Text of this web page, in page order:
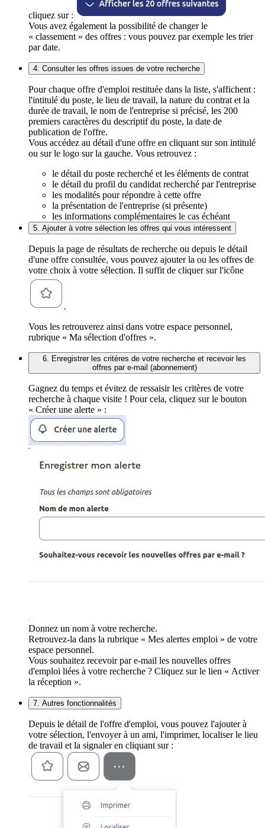
cliquez sur :
Vous avez également la possibilité de changer le
« classement » des offres : vous pouvez par exemple les trier
par date.
4. Consulter les offres issues de votre recherche
Pour chaque offre d'emploi restituée dans la liste, s'affichent :
l'intitulé du poste, le lieu de travail, la nature du contrat et la
durée de travail, le nom de l'entreprise si précisé, les 200
premiers caractères du descriptif du poste, la date de
publication de l'offre.
Vous accédez au détail d'une offre en cliquant sur son intitulé
ou sur le logo sur la gauche. Vous retrouvez :
le détail du poste recherché et les éléments de contrat
le détail du profil du candidat recherché par l'entreprise
les modalités pour répondre à cette offre
la présentation de l'entreprise (si présente)
les informations complémentaires le cas échéant
5. Ajouter à votre sélection les offres qui vous intéressent
Depuis la page de résultats de recherche ou depuis le détail
d'une offre consultée, vous pouvez ajouter la ou les offres de
votre choix à votre sélection. Il suffit de cliquer sur l'icône
.
Vous les retrouverez ainsi dans votre espace personnel,
rubrique « Ma sélection d'offres ».
6. Enregistrer les critères de votre recherche et recevoir les
offres par e-mail (abonnement)
Gagnez du temps et évitez de ressaisir les critères de votre
recherche à chaque visite ! Pour cela, cliquez sur le bouton
« Créer une alerte » :
Donnez un nom à votre recherche.
Retrouvez-la dans la rubrique « Mes alertes emploi » de votre
espace personnel.
Vous souhaitez recevoir par e-mail les nouvelles offres
d'emploi liées à votre recherche ? Cliquez sur le lien « Activer
la réception ».
7. Autres fonctionnalités
Depuis le détail de l'offre d'emploi, vous pouvez l'ajouter à
votre sélection, l'envoyer à un ami, l'imprimer, localiser le lieu
de travail et la signaler en cliquant sur :